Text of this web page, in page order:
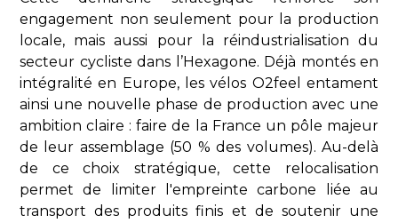
engagement non seulement pour la production
locale, mais aussi pour la réindustrialisation du
secteur cycliste dans l’Hexagone. Déjà montés en
intégralité en Europe, les vélos O2feel entament
ainsi une nouvelle phase de production avec une
ambition claire : faire de la France un pôle majeur
de leur assemblage (50 % des volumes). Au-delà
de ce choix stratégique, cette relocalisation
permet de limiter l'empreinte carbone liée au
transport des produits finis et de soutenir une